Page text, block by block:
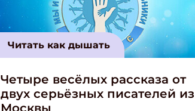
Читать как дышать
Четыре весёлых рассказа от
двух серьёзных писателей из
Москвы